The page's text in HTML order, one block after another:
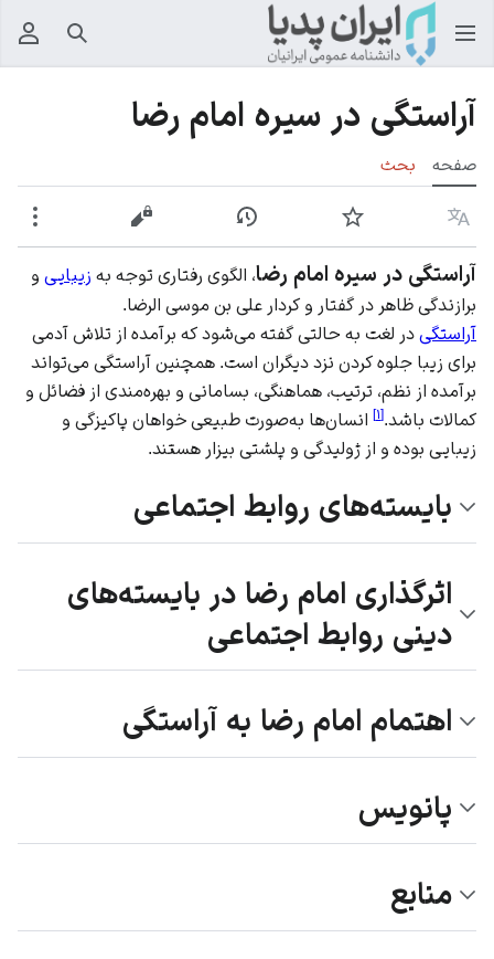
جستجو
آراستگی در سیره امام رضا
صفحه بحث
زبان پیگیری نمایش تاریخچهنمایش مبدأ
آراستگی در سیره امام رضا، الگوی رفتاری توجه به زیبایی و
برازندگی ظاهر در گفتار و کردار علی بن موسی الرضا.
آراستگی در لغت به‌ حالتی گفته می‌شود که برآمده از تلاش آدمی
برای زیبا جلوه کردن نزد دیگران است. همچنین آراستگی می‌تواند
برآمده از نظم، ترتیب، هماهنگی، بسامانی و بهره‌مندی از فضائل و
کمالات باشد.[۱] انسان‌ها به‌صورت طبیعی خواهان پاکیزگی و
زیبایی بوده و از ژولیدگی و پلشتی بیزار هستند.
بایسته‌های روابط اجتماعی
اثرگذاری امام رضا در بایسته‌های
دینی روابط اجتماعی
اهتمام امام رضا به آراستگی
پانویس
منابع